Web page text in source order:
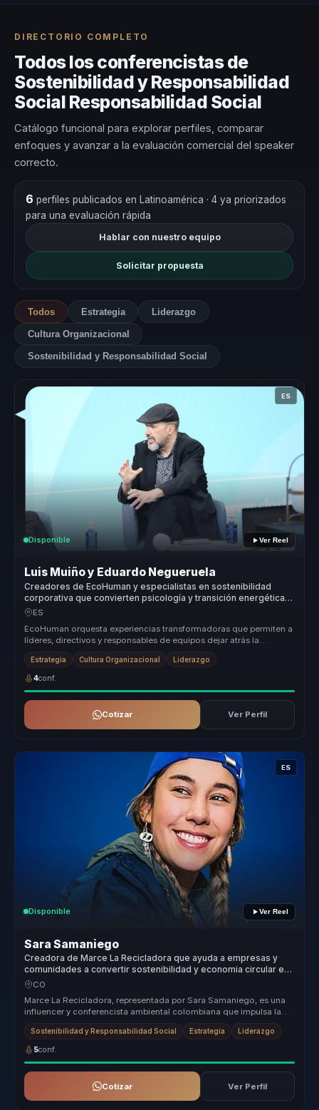
DIRECTORIO COMPLETO
Todos los conferencistas de
Sostenibilidad y Responsabilidad
Social Responsabilidad Social
Catálogo funcional para explorar perfiles, comparar
enfoques y avanzar a la evaluación comercial del speaker
correcto.
6 perfiles publicados en Latinoamérica · 4 ya priorizados
para una evaluación rápida
Hablar con nuestro equipo
Solicitar propuesta
Todos Estrategia Liderazgo
Cultura Organizacional
Sostenibilidad y Responsabilidad Social
ES
Disponible Ver Reel
Luis Muiño y Eduardo Negueruela
Creadores de EcoHuman y especialistas en sostenibilidad
corporativa que convierten psicología y transición energética
en acción climática para organizaciones.
ES
EcoHuman orquesta experiencias transformadoras que permiten a
líderes, directivos y responsables de equipos dejar atrás la
desalineación ...
Estrategia Cultura Organizacional Liderazgo
4conf.
Cotizar Ver Perfil
ES
Disponible Ver Reel
Sara Samaniego
Creadora de Marce La Recicladora que ayuda a empresas y
comunidades a convertir sostenibilidad y economia circular en
accion e impacto positivo.
CO
Marce La Recicladora, representada por Sara Samaniego, es una
influencer y conferencista ambiental colombiana que impulsa la
sostenibilid...
Sostenibilidad y Responsabilidad Social Estrategia Liderazgo
5conf.
Cotizar Ver Perfil